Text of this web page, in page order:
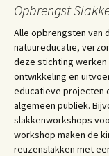
Opbrengst
Alle opbrengsten van
natuureducatie,
deze stichting
ontwikkeling en
educatieve projecten
algemeen publiek.
slakkenworkshops
workshop maken de
reuzenslakken met